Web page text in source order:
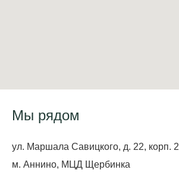
Мы рядом
ул. Маршала Савицкого, д. 22, корп. 2
м. Аннино, МЦД Щербинка